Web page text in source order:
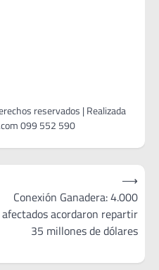
Conexión Ganadera: 4.000
afectados acordaron repartir
35 millones de dólares
⟶